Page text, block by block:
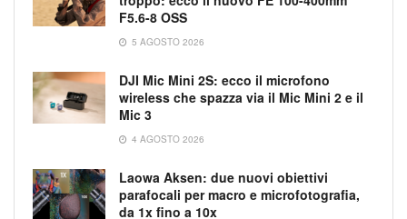
F5.6-8 OSS
5 AGOSTO 2026
DJI Mic Mini 2S: ecco il microfono
wireless che spazza via il Mic Mini 2 e il
Mic 3
4 AGOSTO 2026
Laowa Aksen: due nuovi obiettivi
parafocali per macro e microfotografia,
da 1x fino a 10x